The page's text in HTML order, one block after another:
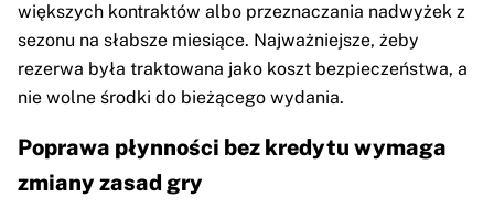
większych kontraktów albo przeznaczania nadwyżek z
sezonu na słabsze miesiące. Najważniejsze, żeby
rezerwa była traktowana jako koszt bezpieczeństwa, a
nie wolne środki do bieżącego wydania.
Poprawa płynności bez kredytu wymaga
zmiany zasad gry